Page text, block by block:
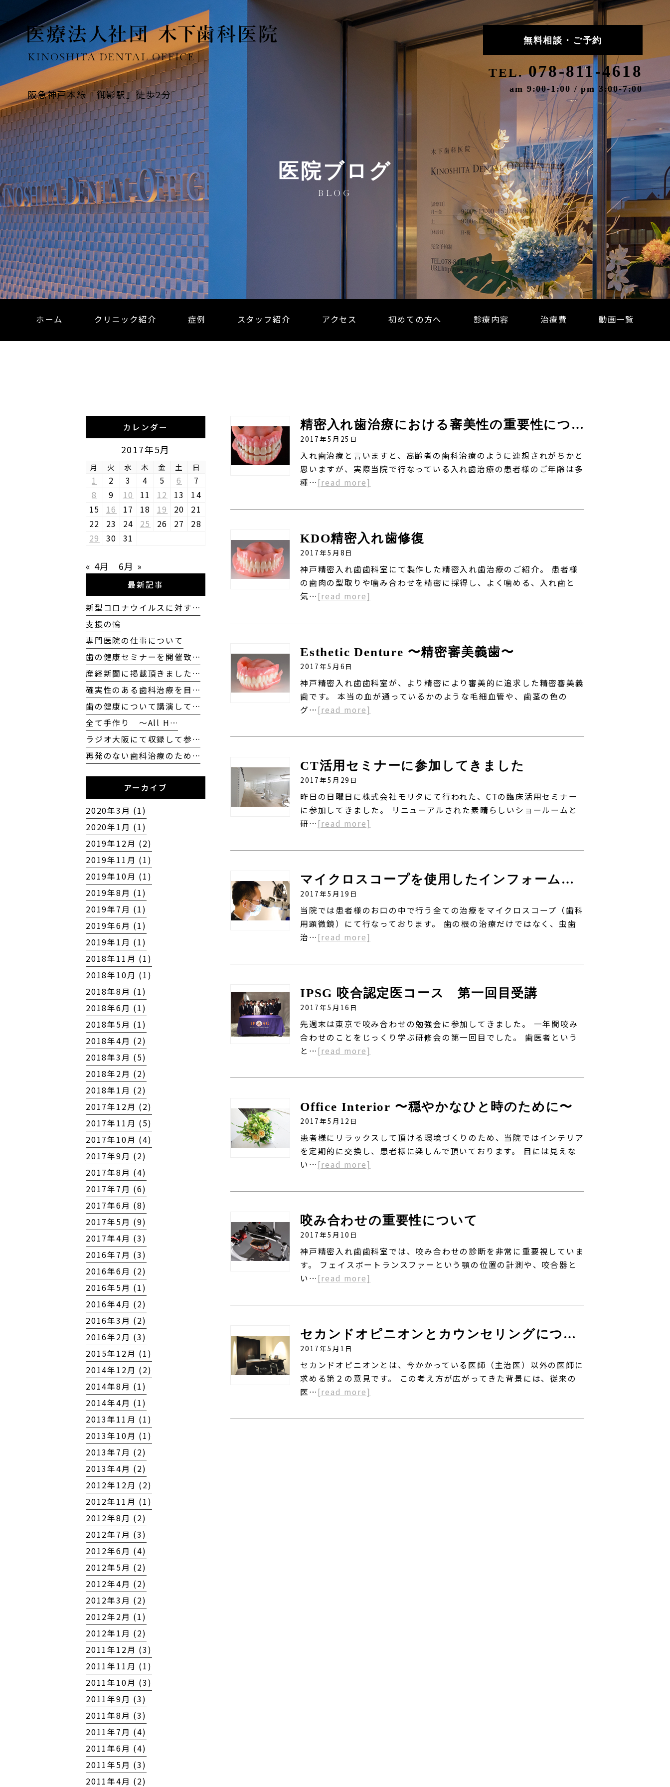
阪急神戸本線「御影駅」徒歩2分
無料相談・ご予約
TEL. 078-811-4618
am 9:00-1:00 / pm 3:00-7:00
医院ブログ
BLOG
ホーム クリニック紹介 症例 スタッフ紹介 アクセス 初めての方へ 診療内容 治療費 動画一覧
精密入れ歯治療における審美性の重要性について
2017年5月25日
入れ歯治療と言いますと、高齢者の歯科治療のように連想されがちかと
思いますが、実際当院で行なっている入れ歯治療の患者様のご年齢は多
種…[read more]
KDO精密入れ歯修復
2017年5月8日
神戸精密入れ歯歯科室にて製作した精密入れ歯治療のご紹介。 患者様
の歯肉の型取りや噛み合わせを精密に採得し、よく噛める、入れ歯と
気…[read more]
Esthetic Denture 〜精密審美義歯〜
2017年5月6日
神戸精密入れ歯歯科室が、より精密により審美的に追求した精密審美義
歯です。 本当の血が通っているかのような毛細血管や、歯茎の色の
グ…[read more]
CT活用セミナーに参加してきました
2017年5月29日
昨日の日曜日に株式会社モリタにて行われた、CTの臨床活用セミナー
に参加してきました。 リニューアルされた素晴らしいショールームと
研…[read more]
マイクロスコープを使用したインフォームドコンセントについて
2017年5月19日
当院では患者様のお口の中で行う全ての治療をマイクロスコープ（歯科
用顕微鏡）にて行なっております。 歯の根の治療だけではなく、虫歯
治…[read more]
IPSG 咬合認定医コース 第一回目受講
2017年5月16日
先週末は東京で咬み合わせの勉強会に参加してきました。 一年間咬み
合わせのことをじっくり学ぶ研修会の第一回目でした。 歯医者という
と…[read more]
Office Interior 〜穏やかなひと時のために〜
2017年5月12日
患者様にリラックスして頂ける環境づくりのため、当院ではインテリア
を定期的に交換し、患者様に楽しんで頂いております。 目には見えな
い…[read more]
咬み合わせの重要性について
2017年5月10日
神戸精密入れ歯歯科室では、咬み合わせの診断を非常に重要視していま
す。 フェイスボートランスファーという顎の位置の計測や、咬合器と
い…[read more]
セカンドオピニオンとカウンセリングについて
2017年5月1日
セカンドオピニオンとは、今かかっている医師（主治医）以外の医師に
求める第２の意見です。 この考え方が広がってきた背景には、従来の
医…[read more]
カレンダー
2017年5月
月 火 水 木 金 土 日
1 2 3 4 5 6
7
8
9 10 11 12 13
14
15
16 17 18 19 20
21
22
23 24 25 26 27
28
29
30 31
« 4月 6月 »
最新記事
新型コロナウイルスに対す…
支援の輪
専門医院の仕事について
歯の健康セミナーを開催致…
産経新聞に掲載頂きました…
確実性のある歯科治療を目…
歯の健康について講演して…
全て手作り 〜All H…
ラジオ大阪にて収録して参…
再発のない歯科治療のため…
アーカイブ
2020年3月 (1)
2020年1月 (1)
2019年12月 (2)
2019年11月 (1)
2019年10月 (1)
2019年8月 (1)
2019年7月 (1)
2019年6月 (1)
2019年1月 (1)
2018年11月 (1)
2018年10月 (1)
2018年8月 (1)
2018年6月 (1)
2018年5月 (1)
2018年4月 (2)
2018年3月 (5)
2018年2月 (2)
2018年1月 (2)
2017年12月 (2)
2017年11月 (5)
2017年10月 (4)
2017年9月 (2)
2017年8月 (4)
2017年7月 (6)
2017年6月 (8)
2017年5月 (9)
2017年4月 (3)
2016年7月 (3)
2016年6月 (2)
2016年5月 (1)
2016年4月 (2)
2016年3月 (2)
2016年2月 (3)
2015年12月 (1)
2014年12月 (2)
2014年8月 (1)
2014年4月 (1)
2013年11月 (1)
2013年10月 (1)
2013年7月 (2)
2013年4月 (2)
2012年12月 (2)
2012年11月 (1)
2012年8月 (2)
2012年7月 (3)
2012年6月 (4)
2012年5月 (2)
2012年4月 (2)
2012年3月 (2)
2012年2月 (1)
2012年1月 (2)
2011年12月 (3)
2011年11月 (1)
2011年10月 (3)
2011年9月 (3)
2011年8月 (3)
2011年7月 (4)
2011年6月 (4)
2011年5月 (3)
2011年4月 (2)